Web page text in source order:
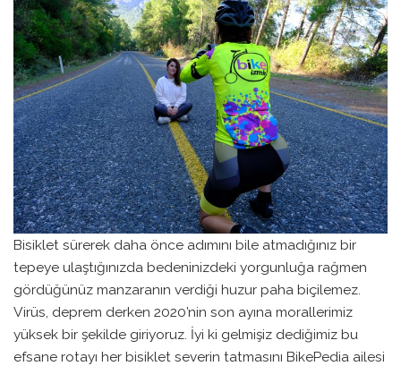
Bisiklet sürerek daha önce adımını bile atmadığınız bir
tepeye ulaştığınızda bedeninizdeki yorgunluğa rağmen
gördüğünüz manzaranın verdiği huzur paha biçilemez.
Virüs, deprem derken 2020’nin son ayına morallerimiz
yüksek bir şekilde giriyoruz. İyi ki gelmişiz dediğimiz bu
efsane rotayı her bisiklet severin tatmasını BikePedia ailesi